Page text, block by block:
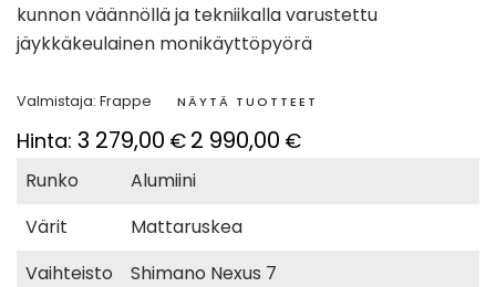
kunnon väännöllä ja tekniikalla varustettu
jäykkäkeulainen monikäyttöpyörä
Valmistaja: Frappe NÄYTÄ TUOTTEET
Hinta: 3 279,00 € 2 990,00 €
Runko
Alumiini
Värit
Mattaruskea
Vaihteisto
Shimano Nexus 7